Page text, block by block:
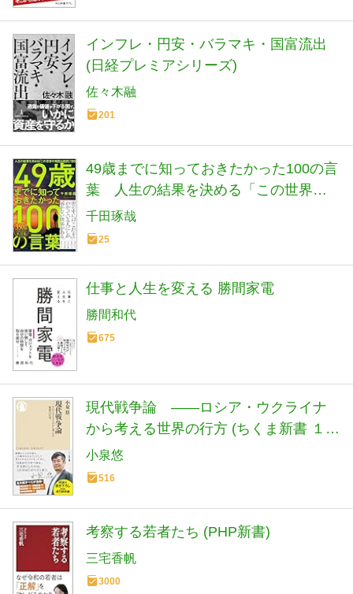
インフレ・円安・バラマキ・国富流出
(日経プレミアシリーズ)
佐々木融
201
49歳までに知っておきたかった100の言
葉 人生の結果を決める「この世界の
残酷な教訓」100
千田琢哉
25
仕事と人生を変える 勝間家電
勝間和代
675
現代戦争論 ――ロシア・ウクライナ
から考える世界の行方 (ちくま新書 １９
００)
小泉悠
516
考察する若者たち (PHP新書)
三宅香帆
3000